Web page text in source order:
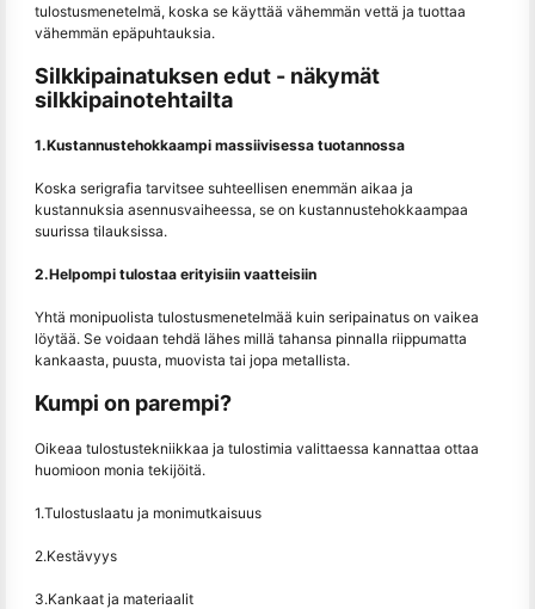
tulostusmenetelmä, koska se käyttää vähemmän vettä ja tuottaa
vähemmän epäpuhtauksia.
Silkkipainatuksen edut - näkymät
silkkipainotehtailta
1.Kustannustehokkaampi massiivisessa tuotannossa
Koska serigrafia tarvitsee suhteellisen enemmän aikaa ja
kustannuksia asennusvaiheessa, se on kustannustehokkaampaa
suurissa tilauksissa.
2.Helpompi tulostaa erityisiin vaatteisiin
Yhtä monipuolista tulostusmenetelmää kuin seripainatus on vaikea
löytää. Se voidaan tehdä lähes millä tahansa pinnalla riippumatta
kankaasta, puusta, muovista tai jopa metallista.
Kumpi on parempi?
Oikeaa tulostustekniikkaa ja tulostimia valittaessa kannattaa ottaa
huomioon monia tekijöitä.
1.Tulostuslaatu ja monimutkaisuus
2.Kestävyys
3.Kankaat ja materiaalit